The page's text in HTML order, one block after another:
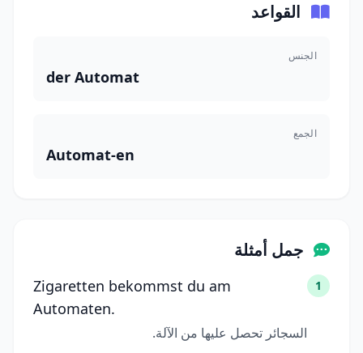
القواعد
الجنس
der Automat
الجمع
Automat-en
جمل أمثلة
1
Zigaretten bekommst du am
Automaten.
السجائر تحصل عليها من الآلة.